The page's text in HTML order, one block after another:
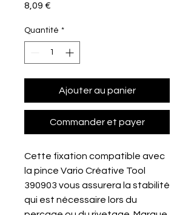
8,09 €
Quantité *
Ajouter au panier
Commander et payer
Cette fixation compatible avec
la pince Vario Créative Tool
390903 vous assurera la stabilité
qui est nécessaire lors du